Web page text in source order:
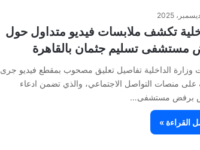
تكشف ملابسات فيديو متداول حول
مستشفى تسليم جثمان بالقاهرة
الداخلية تفاصيل تعليق مصحوب بمقطع فيديو جرى
على منصات التواصل الاجتماعي، والذي تضمن ادعاء
برفض مستشفى…
القراءة »